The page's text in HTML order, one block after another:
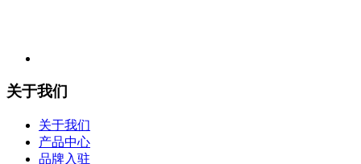
关于我们
关于我们
产品中心
品牌入驻